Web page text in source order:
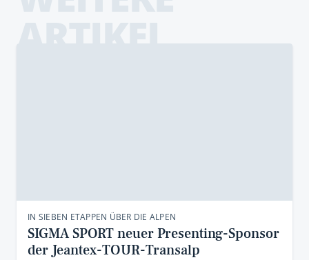
IN SIEBEN ETAPPEN ÜBER DIE ALPEN
SIGMA SPORT neuer Presenting-Sponsor
der Jeantex-TOUR-Transalp